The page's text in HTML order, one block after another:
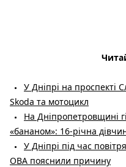
У Дніпрі на проспекті
Skoda та мотоцикл
На Дніпропетровщині
«бананом»: 16-річна
У Дніпрі під час
ОВА пояснили причину